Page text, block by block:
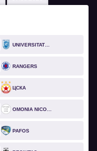
UNIVERSITATEA CRAIOVA
RANGERS
ЦСКА
OMONIA NICOSIA
PAFOS